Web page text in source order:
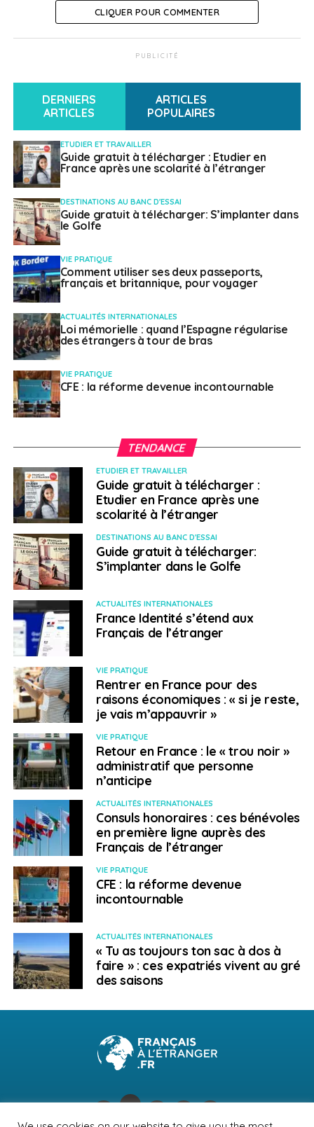
CLIQUER POUR COMMENTER
PUBLICITÉ
DERNIERS
ARTICLES
ARTICLES
POPULAIRES
ETUDIER ET TRAVAILLER
Guide gratuit à télécharger : Etudier en
France après une scolarité à l’étranger
DESTINATIONS AU BANC D'ESSAI
Guide gratuit à télécharger: S’implanter dans
le Golfe
VIE PRATIQUE
Comment utiliser ses deux passeports,
français et britannique, pour voyager
ACTUALITÉS INTERNATIONALES
Loi mémorielle : quand l’Espagne régularise
des étrangers à tour de bras
VIE PRATIQUE
CFE : la réforme devenue incontournable
TENDANCE
ETUDIER ET TRAVAILLER
Guide gratuit à télécharger :
Etudier en France après une
scolarité à l’étranger
DESTINATIONS AU BANC D'ESSAI
Guide gratuit à télécharger:
S’implanter dans le Golfe
ACTUALITÉS INTERNATIONALES
France Identité s’étend aux
Français de l’étranger
VIE PRATIQUE
Rentrer en France pour des
raisons économiques : « si je reste,
je vais m’appauvrir »
VIE PRATIQUE
Retour en France : le « trou noir »
administratif que personne
n’anticipe
ACTUALITÉS INTERNATIONALES
Consuls honoraires : ces bénévoles
en première ligne auprès des
Français de l’étranger
VIE PRATIQUE
CFE : la réforme devenue
incontournable
ACTUALITÉS INTERNATIONALES
« Tu as toujours ton sac à dos à
faire » : ces expatriés vivent au gré
des saisons